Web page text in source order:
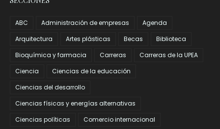
ABC Administración de empresas
Agenda
Arquitectura
Artes plásticas Becas
Biblioteca
Bioquímica y farmacia
Carreras
Carreras de la UPEA
Ciencia
Ciencias de la educación
Ciencias del desarrollo
Ciencias físicas y energías alternativas
Ciencias políticas
Comercio internacional